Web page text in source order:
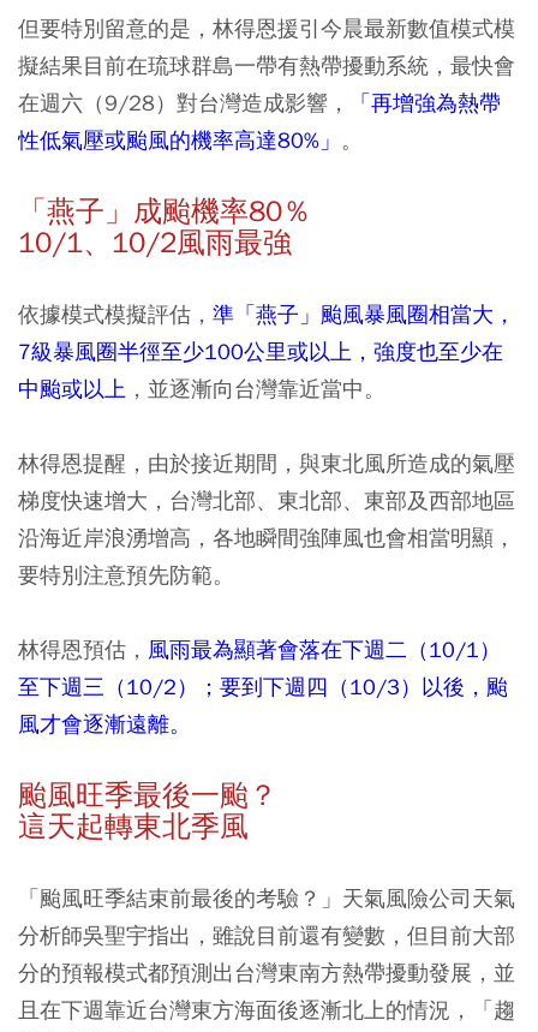
但要特別留意的是，林得恩援引今晨最新數值模式模
擬結果目前在琉球群島一帶有熱帶擾動系統，最快會
在週六（9/28）對台灣造成影響，
「再增強為熱帶
性低氣壓或颱風的機率高達80%」 。
「燕子」成颱機率80％
10/1、10/2風雨最強
依據模式模擬評估， 準「燕子」颱風暴風圈相當大，
7級暴風圈半徑至少100公里或以上，強度也至少在
中颱或以上 ，並逐漸向台灣靠近當中。
林得恩提醒，由於接近期間，與東北風所造成的氣壓
梯度快速增大，台灣北部、東北部、東部及西部地區
沿海近岸浪湧增高，各地瞬間強陣風也會相當明顯，
要特別注意預先防範。
林得恩預估， 風雨最為顯著會落在下週二（10/1）
至下週三（10/2）；要到下週四（10/3）以後，颱
風才會逐漸遠離。
颱風旺季最後一颱？
這天起轉東北季風
「颱風旺季結束前最後的考驗？」天氣風險公司天氣
分析師吳聖宇指出，雖說目前還有變數，但目前大部
分的預報模式都預測出台灣東南方熱帶擾動發展，並
且在下週靠近台灣東方海面後逐漸北上的情況，「趨